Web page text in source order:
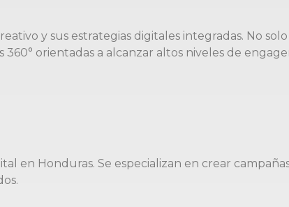
y sus estrategias digitales integradas. No
orientadas a alcanzar altos niveles de
en Honduras. Se especializan en crear